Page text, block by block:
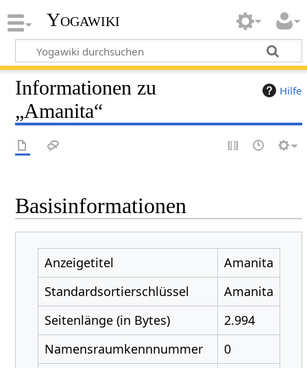
Yogawiki
Hilfe
Informationen zu
„Amanita“
Basisinformationen
Anzeigetitel
Amanita
Standardsortierschlüssel
Amanita
Seitenlänge (in Bytes)
2.994
Namensraumkennnummer
0